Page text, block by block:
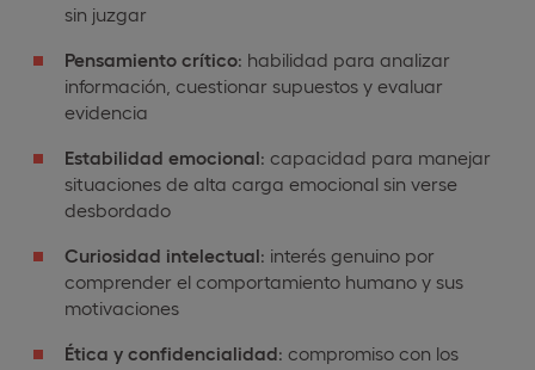
sin juzgar
Pensamiento crítico: habilidad para analizar
información, cuestionar supuestos y evaluar
evidencia
Estabilidad emocional: capacidad para manejar
situaciones de alta carga emocional sin verse
desbordado
Curiosidad intelectual: interés genuino por
comprender el comportamiento humano y sus
motivaciones
Ética y confidencialidad: compromiso con los